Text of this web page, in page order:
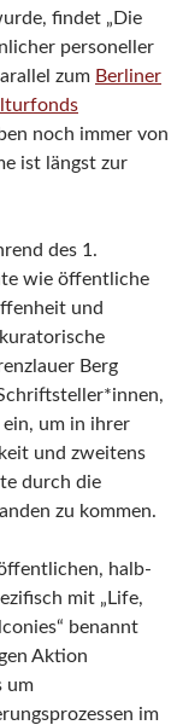
findet „Die
personeller
zum Berliner
noch immer von
ist längst zur
des 1.
wie öffentliche
und
Berg
um in ihrer
und zweitens
durch die
zu kommen.
halb-
mit „Life,
benannt
Aktion
um
im